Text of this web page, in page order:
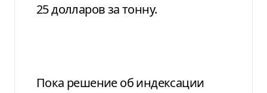
25 долларов за тонну.
Пока решение об индексации